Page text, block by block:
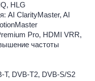
HLG
AI ClarityMaster, AI
Pro, HDMI VRR,
частоты
T, DVB-T2, DVB-S/S2